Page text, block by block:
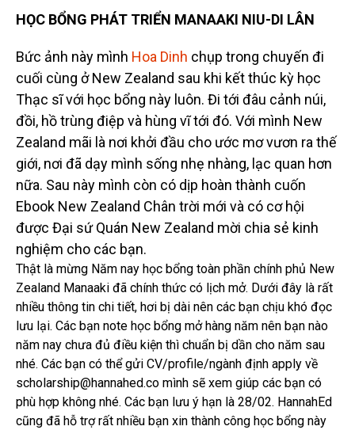
HỌC BỔNG PHÁT TRIỂN MANAAKI NIU-DI LÂN
Bức ảnh này mình Hoa Dinh chụp trong chuyến đi
cuối cùng ở New Zealand sau khi kết thúc kỳ học
Thạc sĩ với học bổng này luôn. Đi tới đâu cảnh núi,
đồi, hồ trùng điệp và hùng vĩ tới đó. Với mình New
Zealand mãi là nơi khởi đầu cho ước mơ vươn ra thế
giới, nơi đã dạy mình sống nhẹ nhàng, lạc quan hơn
nữa. Sau này mình còn có dịp hoàn thành cuốn
Ebook New Zealand Chân trời mới và có cơ hội
được Đại sứ Quán New Zealand mời chia sẻ kinh
nghiệm cho các bạn.
Thật là mừng Năm nay học bổng toàn phần chính phủ New
Zealand Manaaki đã chính thức có lịch mở. Dưới đây là rất
nhiều thông tin chi tiết, hơi bị dài nên các bạn chịu khó đọc
lưu lại. Các bạn note học bổng mở hàng năm nên bạn nào
năm nay chưa đủ điều kiện thì chuẩn bị dần cho năm sau
nhé. Các bạn có thể gửi CV/profile/ngành định apply về
scholarship@hannahed.co mình sẽ xem giúp các bạn có
phù hợp không nhé. Các bạn lưu ý hạn là 28/02. HannahEd
cũng đã hỗ trợ rất nhiều bạn xin thành công học bổng này